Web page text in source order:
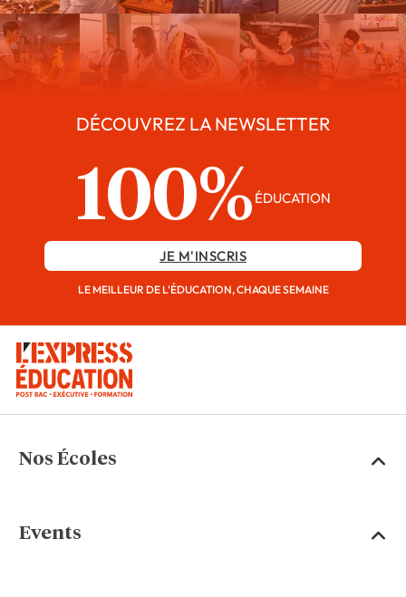
DÉCOUVREZ LA NEWSLETTER
100% ÉDUCATION
JE M'INSCRIS
LE MEILLEUR DE L'ÉDUCATION, CHAQUE SEMAINE
Nos Écoles
Events